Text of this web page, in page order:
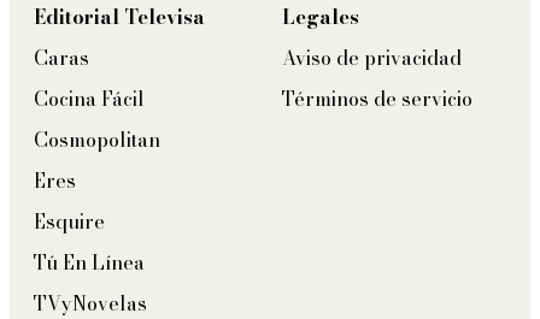
Editorial Televisa
Caras
Cocina Fácil
Cosmopolitan
Eres
Esquire
Tú En Línea
TVyNovelas
Legales
Aviso de privacidad
Términos de servicio